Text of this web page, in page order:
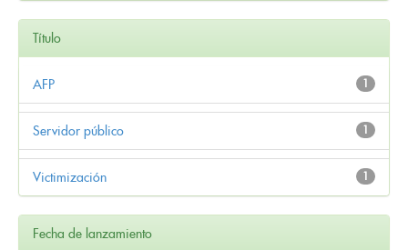
Título
1
AFP
1
Servidor público
1
Victimización
Fecha de lanzamiento